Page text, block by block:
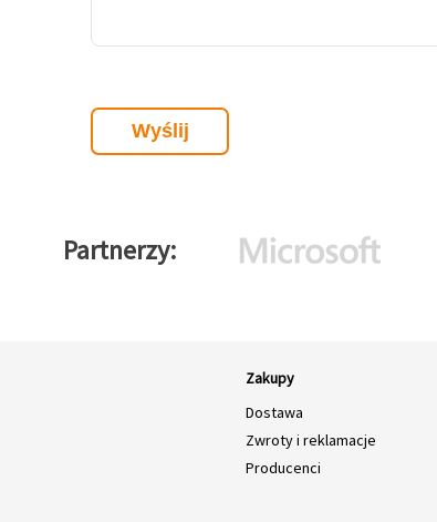
Partnerzy
Zakupy
Dostawa
Zwroty i reklamacje
Producenci